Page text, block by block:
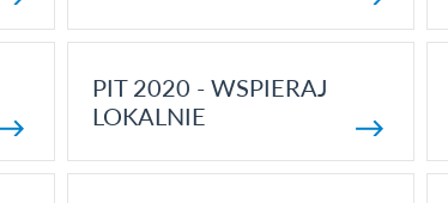
PIT 2020 - WSPIERAJ
LOKALNIE